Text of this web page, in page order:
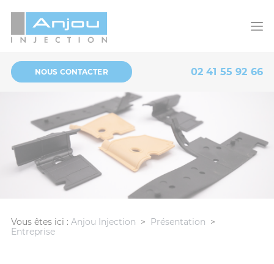
NOUS CONTACTER 02 41 55 92 66
Vous êtes ici : Anjou Injection > Présentation >
Entreprise